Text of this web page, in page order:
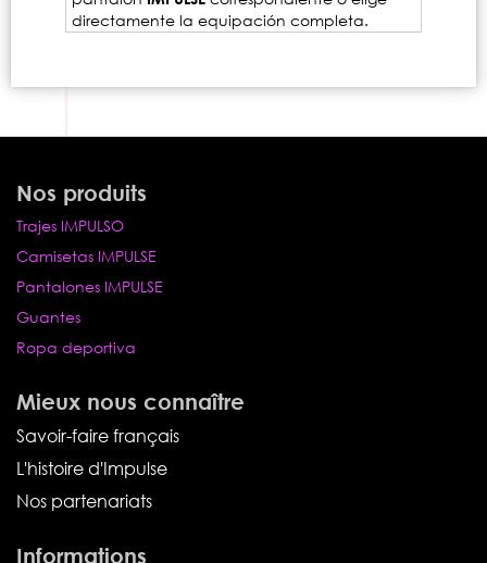
directamente la equipación completa.
Nos produits
Trajes IMPULSO
Camisetas IMPULSE
Pantalones IMPULSE
Guantes
Ropa deportiva
Mieux nous connaître
Savoir-faire français
L'histoire d'Impulse
Nos partenariats
Informations